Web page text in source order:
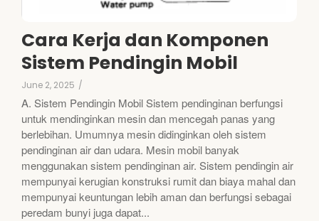
Cara Kerja dan Komponen
Sistem Pendingin Mobil
June 2, 2025 /
A. Sistem Pendingin Mobil Sistem pendinginan berfungsi
untuk mendinginkan mesin dan mencegah panas yang
berlebihan. Umumnya mesin didinginkan oleh sistem
pendinginan air dan udara. Mesin mobil banyak
menggunakan sistem pendinginan air. Sistem pendingin air
mempunyai kerugian konstruksi rumit dan biaya mahal dan
mempunyai keuntungan lebih aman dan berfungsi sebagai
peredam bunyi juga dapat...